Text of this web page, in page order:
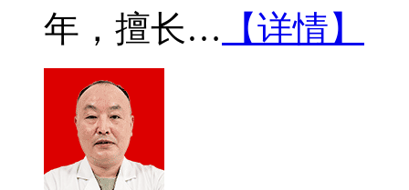
年，擅长… 【详情】